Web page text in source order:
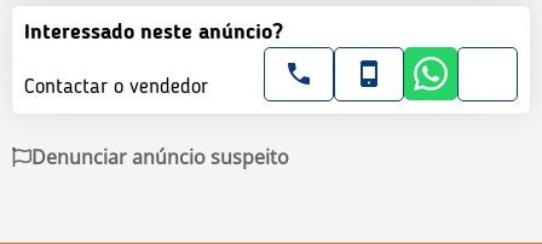
Interessado neste anúncio?
Contactar o vendedor
Denunciar anúncio suspeito